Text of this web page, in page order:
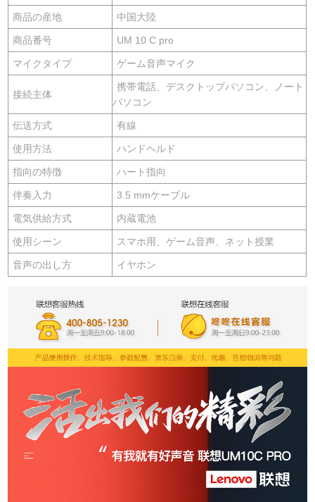
商品の産地 中国大陸
商品番号 UM 10 C pro
マイクタイプ ゲーム音声マイク
接続主体
携帯電話、デスクトップパソコン、ノート
パソコン
伝送方式 有線
使用方法 ハンドヘルド
指向の特徴 ハート指向
伴奏入力 3.5 mmケーブル
電気供給方式 内蔵電池
使用シーン スマホ用、ゲーム音声、ネット授業
音声の出し方 イヤホン